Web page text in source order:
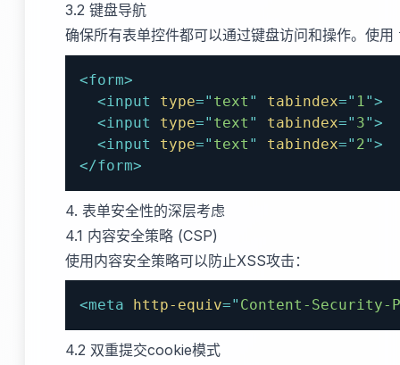
3.2 键盘导航
确保所有表单控件都可以通过键盘访问和操作。使用
<form>
<input type=" text " tabindex=" 1">
<input type=" text " tabindex=" 3">
<input type=" text " tabindex=" 2">
</form>
4. 表单安全性的深层考虑
4.1 内容安全策略 (CSP)
使用内容安全策略可以防止XSS攻击：
<meta http-equiv=" Content-Security-
4.2 双重提交cookie模式